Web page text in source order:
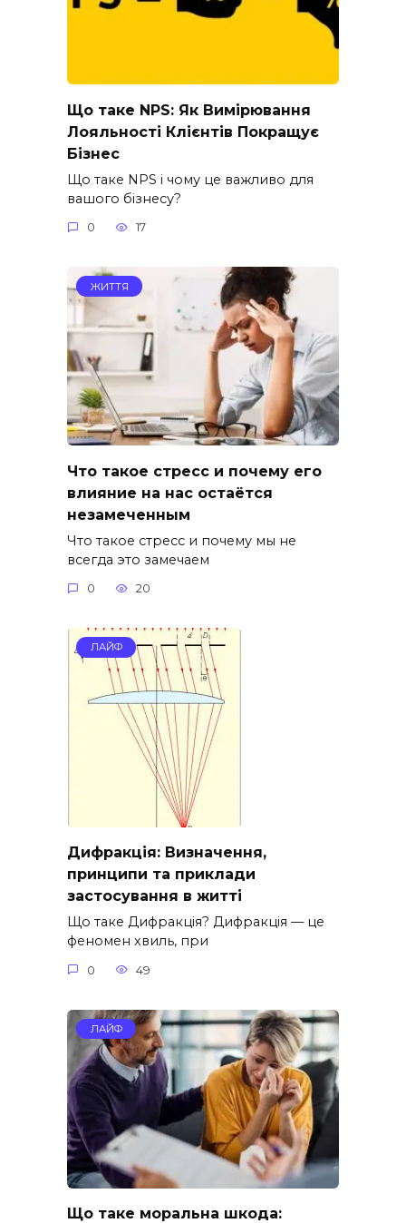
Що таке NPS: Як Вимірювання
Лояльності Клієнтів Покращує
Бізнес
Що таке NPS і чому це важливо для
вашого бізнесу?
0 17
ЖИТТЯ
Что такое стресс и почему его
влияние на нас остаётся
незамеченным
Что такое стресс и почему мы не
всегда это замечаем
0 20
ЛАЙФ
Дифракція: Визначення,
принципи та приклади
застосування в житті
Що таке Дифракція? Дифракція — це
феномен хвиль, при
0 49
ЛАЙФ
Що таке моральна шкода: